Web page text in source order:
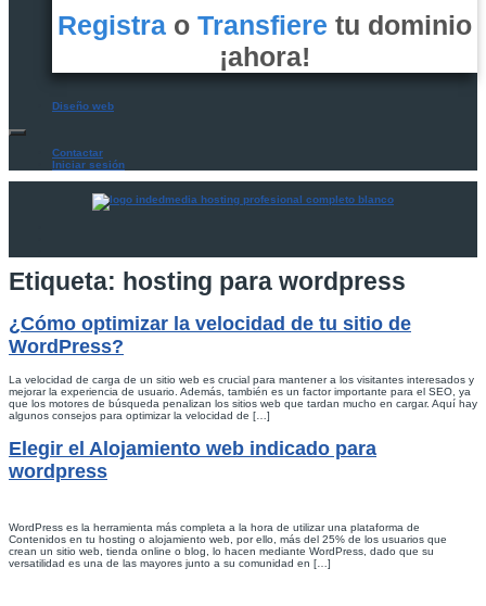
Registra o Transfiere tu dominio
¡ahora!
Diseño web
Contactar
Iniciar sesión
Etiqueta: hosting para wordpress
¿Cómo optimizar la velocidad de tu sitio de
WordPress?
La velocidad de carga de un sitio web es crucial para mantener a los visitantes interesados y
mejorar la experiencia de usuario. Además, también es un factor importante para el SEO, ya
que los motores de búsqueda penalizan los sitios web que tardan mucho en cargar. Aquí hay
algunos consejos para optimizar la velocidad de […]
Elegir el Alojamiento web indicado para
wordpress
WordPress es la herramienta más completa a la hora de utilizar una plataforma de
Contenidos en tu hosting o alojamiento web, por ello, más del 25% de los usuarios que
crean un sitio web, tienda online o blog, lo hacen mediante WordPress, dado que su
versatilidad es una de las mayores junto a su comunidad en […]